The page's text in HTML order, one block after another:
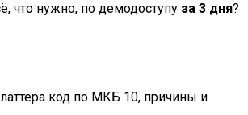
что нужно, по демодоступу за 3 дня?
код по МКБ 10, причины и